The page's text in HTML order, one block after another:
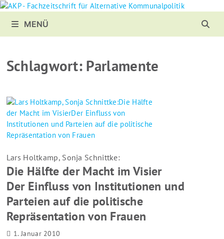
Zurück
Inhalt
MENÜ
Schlagwort: Parlamente
Lars Holtkamp, Sonja Schnittke:
Die Hälfte der Macht im Visier
Der Einfluss von Institutionen und
Parteien auf die politische
Repräsentation von Frauen
1. Januar 2010